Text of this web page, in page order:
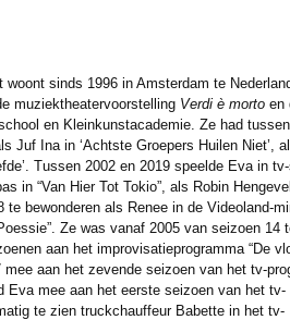
sinds 1996 in Amsterdam te
muziektheatervoorstelling Verdi è mortoen
en Kleinkunstacademie. Ze had
Juf Ina in ‘Achtste Groepers Huilen Niet’,
Tussen 2002 en 2019 speelde Eva in
in “Van Hier Tot Tokio”, als Robin
te bewonderen als Renee in de Videoland-
Ze was vanaf 2005 van seizoen 14
aan het improvisatieprogramma “De
aan het zevende seizoen van het tv-
Eva mee aan het eerste seizoen van het tv-
te zien truckchauffeur Babette in het tv-